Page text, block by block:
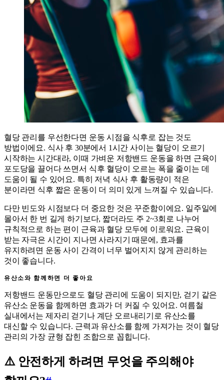
혈당 관리를 우선한다면 운동 시점을 식후로 잡는 것도
방법이에요. 식사 후 30분에서 1시간 사이는 혈당이 오르기
시작하는 시간대라, 이때 가벼운 저항밴드 운동을 하면 근육이
포도당을 끌어다 쓰면서 식후 혈당이 오르는 폭을 줄이는 데
도움이 될 수 있어요. 특히 저녁 식사 후 활동량이 적은
분이라면 식후 짧은 운동이 더 의미 있게 느껴질 수 있습니다.
다만 빈도와 시점보다 더 중요한 것은 꾸준함이에요. 일주일에
몰아서 한 번 길게 하기보다, 짧더라도 주 2~3회로 나누어
규칙적으로 하는 편이 근육과 혈당 모두에 이로워요. 근육이
받는 자극은 시간이 지나면 사라지기 때문에, 효과를
유지하려면 운동 사이 간격이 너무 벌어지지 않게 관리하는
것이 좋습니다.
유산소와 함께하면 더 좋아요
저항밴드 운동만으로도 혈당 관리에 도움이 되지만, 걷기 같은
유산소 운동을 함께하면 효과가 더 커질 수 있어요. 여름철
실내에서는 제자리 걷기나 계단 오르내리기로 유산소를
대신할 수 있습니다. 근력과 유산소를 함께 가져가는 것이 혈당
관리의 가장 균형 잡힌 조합으로 꼽힙니다.
⚠️ 안전하게 하려면 무엇을 주의해야